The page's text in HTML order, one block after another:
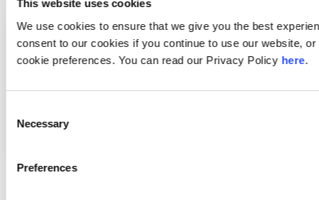
This website uses cookies
We use cookies to ensure that we give you the best
consent to our cookies if you continue to use our website,
cookie preferences. You can read our Privacy Policy here.
Selection
Necessary
Preferences
«L'expérience de travail que j'ai acquise chez Beck &
Pollitzer a été inestimable et le soutien que j'ai reçu a
compétences et grandi dans un nouvel